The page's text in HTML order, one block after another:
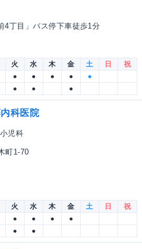
4丁目」バス停下車徒歩1分
火 水 木 金 土 日
祝
● ● ● ●
●
● ● ●
科医院
児科
町1-70
火 水 木 金 土 日
祝
● ● ●
●
● ●